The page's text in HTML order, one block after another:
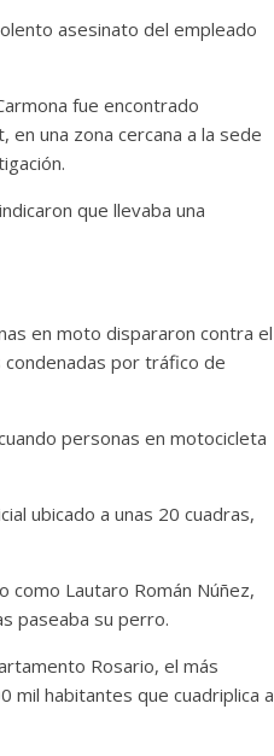
asesinato del empleado
fue encontrado
en una zona cercana a la sede
que llevaba una
en moto dispararon contra el
condenadas por tráfico de
personas en motocicleta
ubicado a unas 20 cuadras,
como Lautaro Román Núñez,
paseaba su perro.
Rosario, el más
mil habitantes que cuadriplica a